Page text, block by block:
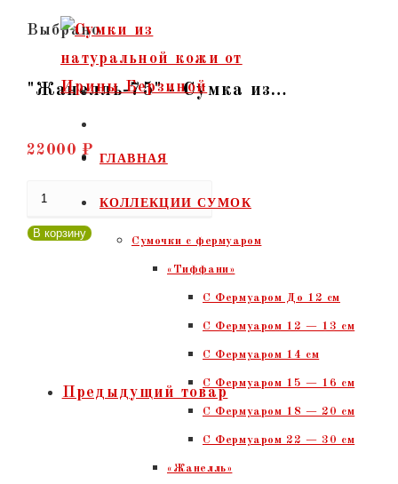
Перейти
содержимому
ГЛАВНАЯ
КОЛЛЕКЦИИ СУМОК
Сумочки c фермуаром
«Тиффани»
С Фермуаром До 12 см
С Фермуаром 12 — 13 см
С Фермуаром 14 см
С Фермуаром 15 — 16 см
C Фермуаром 18 — 20 см
С Фермуаром 22 — 30 см
«Жанелль»
Выбрано:
"Жанелль-75" - Сумка из…
22000 ₽
Количество
товара
"Жанелль-75"
кожи.
В корзину
Предыдущий товар